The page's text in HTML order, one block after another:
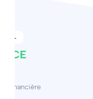
proposant la